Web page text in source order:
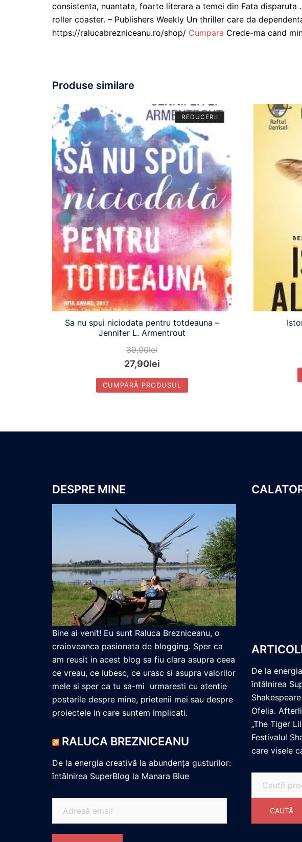
consistenta, nuantata, foarte literara a temei din Fata
roller coaster. – Publishers Weekly Un thriller care da
https://ralucabrezniceanu.ro/shop/ Cumpara Crede-ma cand
Produse similare
REDUCERI!
Sa nu spui niciodata pentru totdeauna –
Jennifer L. Armentrout
39,90lei
27,90lei
CUMPĂRĂ PRODUSUL
DESPRE MINE
Bine ai venit! Eu sunt Raluca Brezniceanu, o
craioveanca pasionata de blogging. Sper ca
am reusit in acest blog sa fiu clara asupra ceea
ce vreau, ce iubesc, ce urasc si asupra valorilor
mele si sper ca tu sa-mi urmaresti cu atentie
postarile despre mine, prietenii mei sau despre
proiectele in care suntem implicati.
RALUCA BREZNICEANU
De la energia creativă la abundența gusturilor:
întâlnirea SuperBlog la Manara Blue
De la
întâlnirea
Ofelia.
„The Tiger
Festivalul
care visele
după:
CAUTĂ